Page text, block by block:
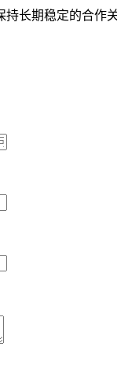
持长期稳定的合作